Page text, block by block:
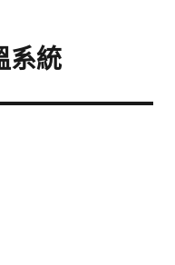
系統